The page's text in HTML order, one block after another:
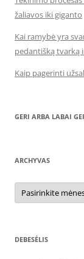
žaliavos iki giganto
Kai ramybė yra
pedantišką tvarką
Kaip pagerinti
GERI ARBA LABAI
ARCHYVAS
Archyvas
DEBESĖLIS